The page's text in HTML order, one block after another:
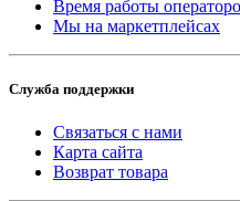
Время работы
Мы на маркетплейсах
Служба поддержки
Связаться с нами
Карта сайта
Возврат товара